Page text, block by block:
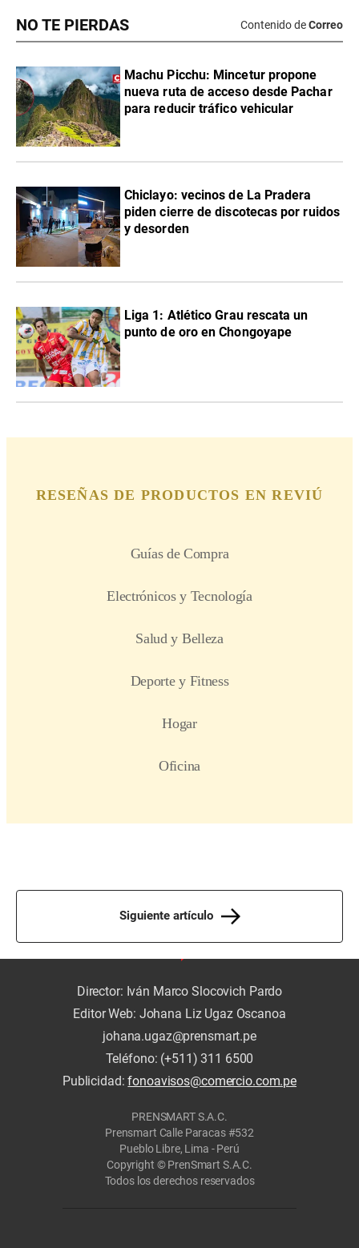
NO TE PIERDAS Contenido deCorreo
Machu Picchu: Mincetur propone
nueva ruta de acceso desde Pachar
para reducir tráfico vehicular
Chiclayo: vecinos de La Pradera
piden cierre de discotecas por ruidos
y desorden
Liga 1: Atlético Grau rescata un
punto de oro en Chongoyape
Siguiente artículo
Director: Iván Marco Slocovich Pardo
Editor Web: Johana Liz Ugaz Oscanoa
johana.ugaz@prensmart.pe
Teléfono: (+511) 311 6500
Publicidad:fonoavisos@comercio.com.pe
PRENSMART S.A.C.
Prensmart Calle Paracas #532
Pueblo Libre, Lima - Perú
Copyright © PrenSmart S.A.C.
Todos los derechos reservados